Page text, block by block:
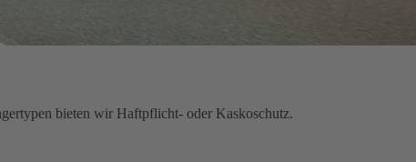
bieten wir Haftpflicht- oder Kaskoschutz.